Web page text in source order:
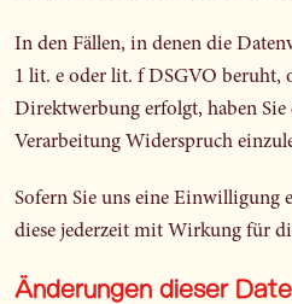
In den Fällen, in denen die
1 lit. e oder lit. f DSGVO beruht,
Direktwerbung erfolgt, haben Sie
Verarbeitung Widerspruch
Sofern Sie uns eine Einwilligung
diese jederzeit mit Wirkung für
Änderungen dieser